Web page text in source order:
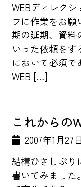
WEBディレク
フに作業をお
期の延期、資料
いった依頼をす
において必須で
WEB […]
これからの
2007年1月27日
結構ひさしぶり
書いてみました